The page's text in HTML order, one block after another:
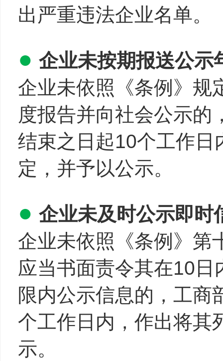
出严重违法企业名单。
● 企业未按期报送公
企业未依照《条例》规
度报告并向社会公示的
结束之日起10个工作
定，并予以公示。
● 企业未及时公示即时
企业未依照《条例》第
应当书面责令其在10
限内公示信息的，工商
个工作日内，作出将其
示。